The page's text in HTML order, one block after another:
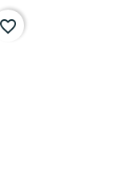
favorite_border